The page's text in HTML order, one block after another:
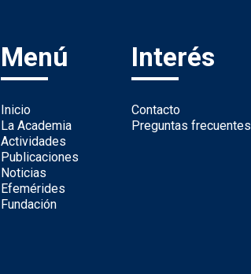
Menú
Inicio
La Academia
Actividades
Publicaciones
Noticias
Efemérides
Fundación
Interés
Contacto
Preguntas frecuentes